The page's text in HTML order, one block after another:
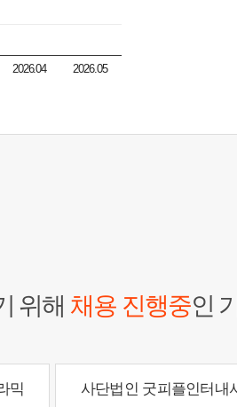
2026.04 2026.05
위해 채용 진행중인
믹 사단법인 굿피플인터내